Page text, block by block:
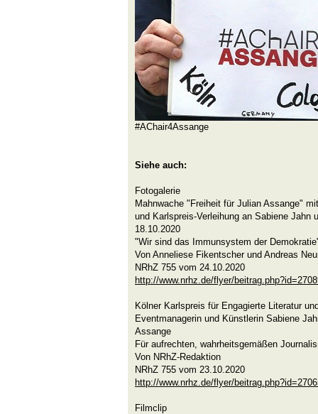
#AChair4Assange
Siehe auch:
Fotogalerie
Mahnwache "Freiheit für Julian Assange"
und Karlspreis-Verleihung an Sabiene Jahn
18.10.2020
"Wir sind das Immunsystem der
Von Anneliese Fikentscher und Andreas
NRhZ 755 vom 24.10.2020
http://www.nrhz.de/flyer/
Kölner Karlspreis für Engagierte Literatur
Eventmanagerin und Künstlerin Sabiene
Assange
Für aufrechten, wahrheitsgemäßen
Von NRhZ-Redaktion
NRhZ 755 vom 23.10.2020
http://www.nrhz.de/flyer/
Filmclip